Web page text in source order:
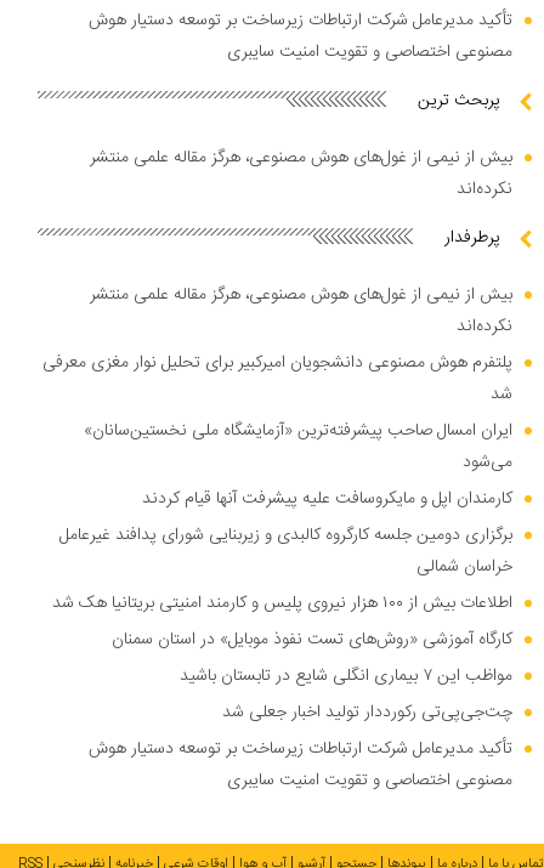
تأکید مدیرعامل شرکت ارتباطات زیرساخت بر توسعه دستیار هوش
مصنوعی اختصاصی و تقویت امنیت سایبری
پربحث ترین
بیش از نیمی از غول‌های هوش مصنوعی، هرگز مقاله علمی منتشر
نکرده‌اند
پرطرفدار
بیش از نیمی از غول‌های هوش مصنوعی، هرگز مقاله علمی منتشر
نکرده‌اند
پلتفرم هوش مصنوعی دانشجویان امیرکبیر برای تحلیل نوار مغزی معرفی
شد
ایران امسال صاحب پیشرفته‌ترین «آزمایشگاه ملی نخستین‌سانان»
می‌شود
کارمندان اپل و مایکروسافت علیه پیشرفت آنها قیام کردند
برگزاری دومین جلسه کارگروه کالبدی و زیربنایی شورای پدافند غیرعامل
خراسان شمالی
اطلاعات بیش از ۱۰۰ هزار نیروی پلیس و کارمند امنیتی بریتانیا هک شد
کارگاه آموزشی «روش‌های تست نفوذ موبایل» در استان سمنان
مواظب این ۷ بیماری انگلی شایع در تابستان باشید
چت‌جی‌پی‌تی رکورددار تولید اخبار جعلی شد
تأکید مدیرعامل شرکت ارتباطات زیرساخت بر توسعه دستیار هوش
مصنوعی اختصاصی و تقویت امنیت سایبری